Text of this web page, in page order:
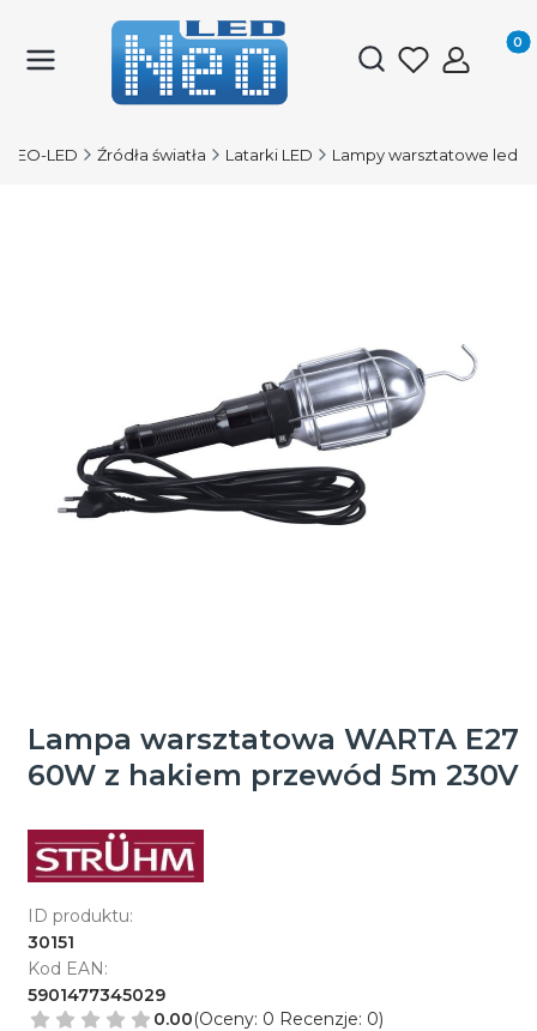
Otwórz
NEO-LED Źródła światła Latarki LED Lampy warsztatowe led
Lampa warsztatowa WARTA E27
60W z hakiem przewód 5m 230V
ID produktu:
30151
Kod EAN:
5901477345029
0.00(Oceny: 0 Recenzje: 0)